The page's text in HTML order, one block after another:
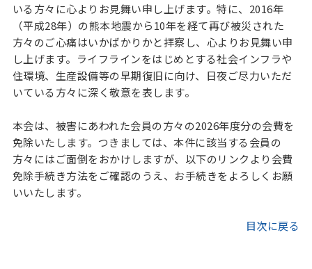
いる方々に心よりお見舞い申し上げます。特に、2016年
（平成28年）の熊本地震から10年を経て再び被災された
方々のご心痛はいかばかりかと拝察し、心よりお見舞い申
し上げます。ライフラインをはじめとする社会インフラや
住環境、生産設備等の早期復旧に向け、日夜ご尽力いただ
いている方々に深く敬意を表します。
本会は、被害にあわれた会員の方々の2026年度分の会費を
免除いたします。つきましては、本件に該当する会員の
方々にはご面倒をおかけしますが、以下のリンクより会費
免除手続き方法をご確認のうえ、お手続きをよろしくお願
いいたします。
目次に戻る